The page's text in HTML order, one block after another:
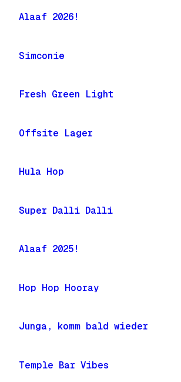
Alaaf 2026!
Simconie
Fresh Green Light
Offsite Lager
Hula Hop
Super Dalli Dalli
Alaaf 2025!
Hop Hop Hooray
Junga, komm bald wieder
Temple Bar Vibes